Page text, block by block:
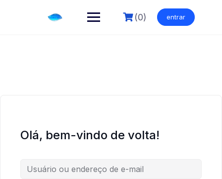
(0) entrar
Olá, bem-vindo de volta!